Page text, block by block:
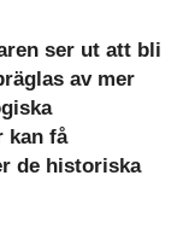
ser ut att bli
av mer
kan få
de historiska